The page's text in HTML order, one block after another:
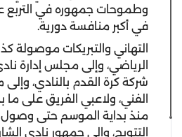
وطموحات جمهوره في التربع
في أكبر منافسة دورية.
التهاني والتبريكات موصولة
الرياضي، وإلى مجلس إدارة
شركة كرة القدم بالنادي، وإلى
الفني، ولاعبي الفريق على
منذ بداية الموسم حتى
التتويج، وإلى جمهور نادي